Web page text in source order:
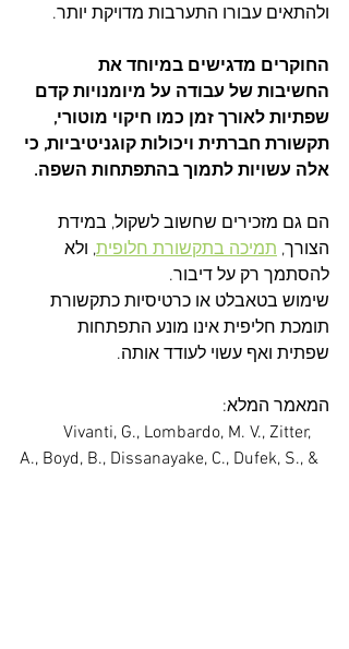
ולהתאים עבורו התערבות מדויקת יותר.
החוקרים מדגישים במיוחד את
החשיבות של עבודה על מיומנויות קדם
שפתיות לאורך זמן כמו חיקוי מוטורי,
תקשורת חברתית ויכולות קוגניטיביות, כי
אלה עשויות לתמוך בהתפתחות השפה.​
הם גם מזכירים שחשוב לשקול, במידת
הצורך, תמיכה בתקשורת חלופית, ולא
להסתמך רק על דיבור.
שימוש בטאבלט או כרטיסיות כתקשורת
תומכת חליפית אינו מונע התפתחות
שפתית ואף עשוי לעודד אותה.
המאמר המלא:
A., Boyd, B., Dissanayake, C., Dufek, S., &